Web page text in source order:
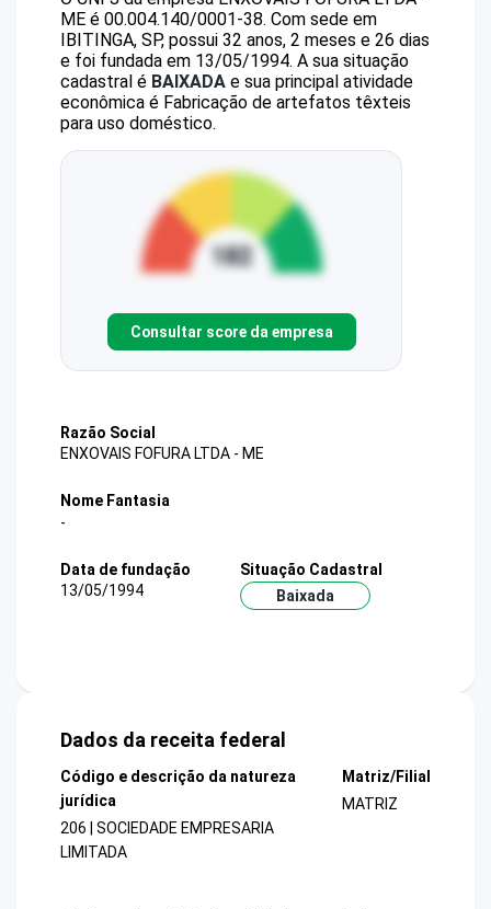
ME é 00.004.140/0001-38. Com sede em
IBITINGA, SP, possui 32 anos, 2 meses e 26 dias
e foi fundada em 13/05/1994. A sua situação
cadastral é BAIXADA e sua principal atividade
econômica é Fabricação de artefatos têxteis
para uso doméstico.
Consultar score da empresa
Razão Social
ENXOVAIS FOFURA LTDA - ME
Nome Fantasia
-
Data de fundação
13/05/1994
Situação Cadastral
Baixada
Dados da receita federal
Código e descrição da natureza
jurídica
206 | SOCIEDADE EMPRESARIA
LIMITADA
Matriz/Filial
MATRIZ